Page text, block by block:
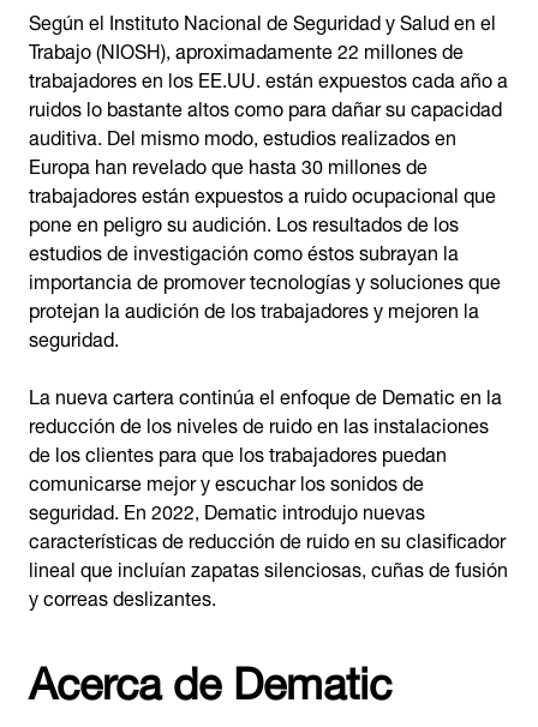
Según el Instituto Nacional de Seguridad y Salud en el
Trabajo (NIOSH), aproximadamente 22 millones de
trabajadores en los EE.UU. están expuestos cada año a
ruidos lo bastante altos como para dañar su capacidad
auditiva. Del mismo modo, estudios realizados en
Europa han revelado que hasta 30 millones de
trabajadores están expuestos a ruido ocupacional que
pone en peligro su audición. Los resultados de los
estudios de investigación como éstos subrayan la
importancia de promover tecnologías y soluciones que
protejan la audición de los trabajadores y mejoren la
seguridad.
La nueva cartera continúa el enfoque de Dematic en la
reducción de los niveles de ruido en las instalaciones
de los clientes para que los trabajadores puedan
comunicarse mejor y escuchar los sonidos de
seguridad. En 2022, Dematic introdujo nuevas
características de reducción de ruido en su clasificador
lineal que incluían zapatas silenciosas, cuñas de fusión
y correas deslizantes.
Acerca de Dematic